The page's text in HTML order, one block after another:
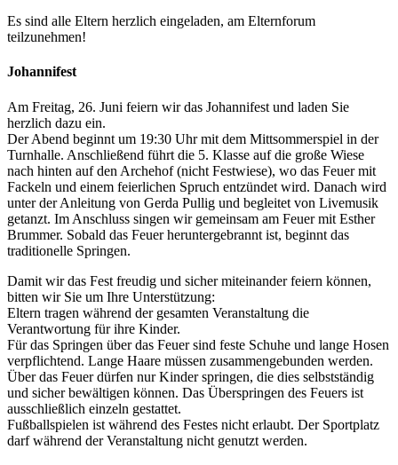
Es sind alle Eltern herzlich eingeladen, am Elternforum
teilzunehmen!
Johannifest
Am Freitag, 26. Juni feiern wir das Johannifest und laden Sie
herzlich dazu ein.
Der Abend beginnt um 19:30 Uhr mit dem Mittsommerspiel in der
Turnhalle. Anschließend führt die 5. Klasse auf die große Wiese
nach hinten auf den Archehof (nicht Festwiese), wo das Feuer mit
Fackeln und einem feierlichen Spruch entzündet wird. Danach wird
unter der Anleitung von Gerda Pullig und begleitet von Livemusik
getanzt. Im Anschluss singen wir gemeinsam am Feuer mit Esther
Brummer. Sobald das Feuer heruntergebrannt ist, beginnt das
traditionelle Springen.
Damit wir das Fest freudig und sicher miteinander feiern können,
bitten wir Sie um Ihre Unterstützung:
Eltern tragen während der gesamten Veranstaltung die
Verantwortung für ihre Kinder.
Für das Springen über das Feuer sind feste Schuhe und lange Hosen
verpflichtend. Lange Haare müssen zusammengebunden werden.
Über das Feuer dürfen nur Kinder springen, die dies selbstständig
und sicher bewältigen können. Das Überspringen des Feuers ist
ausschließlich einzeln gestattet.
Fußballspielen ist während des Festes nicht erlaubt. Der Sportplatz
darf während der Veranstaltung nicht genutzt werden.